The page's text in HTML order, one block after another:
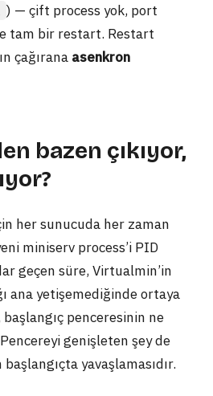
) — çift process yok, port
tam bir restart. Restart
çağırana asenkron
bazen çıkıyor,
her sunucuda her zaman
miniserv process’i PID
geçen süre, Virtualmin’in
ana yetişemediğinde ortaya
penceresinin ne
genişleten şey de
yavaşlamasıdır.